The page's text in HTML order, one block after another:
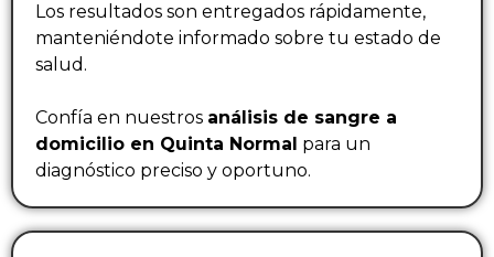
Los resultados son entregados rápidamente,
manteniéndote informado sobre tu estado de
salud.
Confía en nuestros análisis de sangre a
domicilio en Quinta Normal para un
diagnóstico preciso y oportuno.